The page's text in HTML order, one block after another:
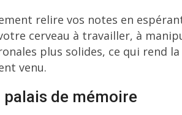
relire vos notes en
cerveau à travailler, à
plus solides, ce qui rend
venu.
de mémoire